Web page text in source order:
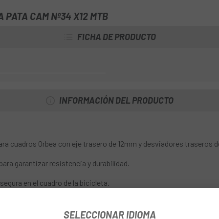
PATA CAM Nº34 X12 MTB
FICHA DE PRODUCTO
INFORMACIÓN DEL PRODUCTO
cuadros Orbea con eje trasero de 12mm y desviadores traseros
garantizar resistencia y durabilidad.
en el cuadro de la bicicleta.
SELECCIONAR IDIOMA